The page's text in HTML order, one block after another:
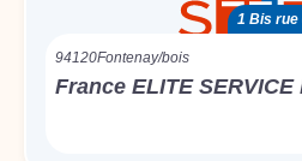
1 Bis rue
94120Fontenay/bois
France ELITE SERVICE